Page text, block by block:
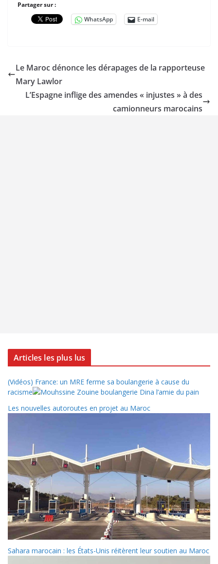
Partager sur :
WhatsApp
E-mail
Le Maroc dénonce les dérapages de la rapporteuse
Mary Lawlor
L’Espagne inflige des amendes « injustes » à des
camionneurs marocains
Articles les plus lus
(Vidéos) France: un MRE ferme sa boulangerie à cause du
racisme
Les nouvelles autoroutes en projet au Maroc
Sahara marocain : les États-Unis réitèrent leur soutien au Maroc